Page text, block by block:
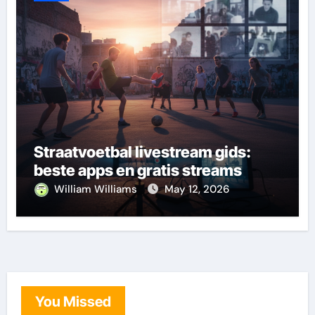
Straatvoetbal livestream gids:
beste apps en gratis streams
William Williams May 12, 2026
You Missed